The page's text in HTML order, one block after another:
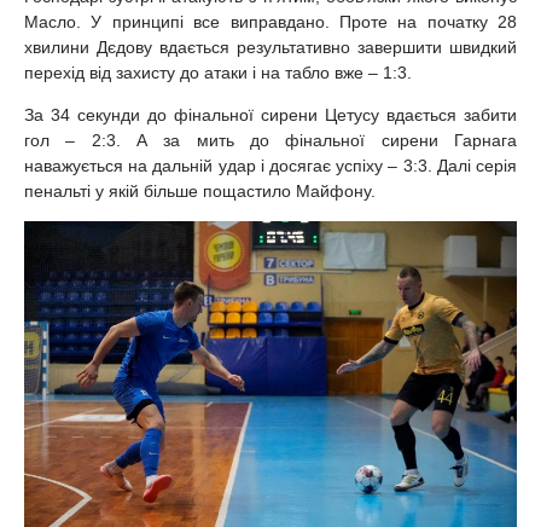
Масло. У принципі все виправдано. Проте на початку 28
хвилини Дєдову вдається результативно завершити швидкий
перехід від захисту до атаки і на табло вже – 1:3.
За 34 секунди до фінальної сирени Цетусу вдається забити
гол – 2:3. А за мить до фінальної сирени Гарнага
наважується на дальній удар і досягає успіху – 3:3. Далі серія
пенальті у якій більше пощастило Майфону.